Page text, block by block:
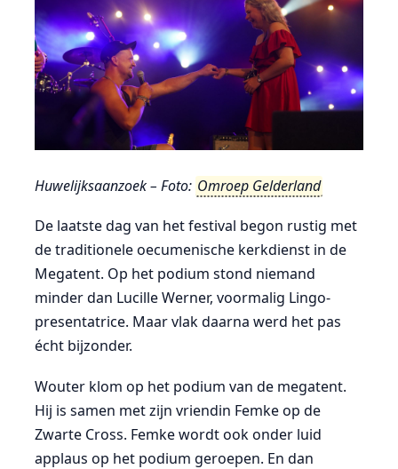
Huwelijksaanzoek – Foto: Omroep Gelderland
De laatste dag van het festival begon rustig met
de traditionele oecumenische kerkdienst in de
Megatent. Op het podium stond niemand
minder dan Lucille Werner, voormalig Lingo-
presentatrice. Maar vlak daarna werd het pas
écht bijzonder.
Wouter klom op het podium van de megatent.
Hij is samen met zijn vriendin Femke op de
Zwarte Cross. Femke wordt ook onder luid
applaus op het podium geroepen. En dan